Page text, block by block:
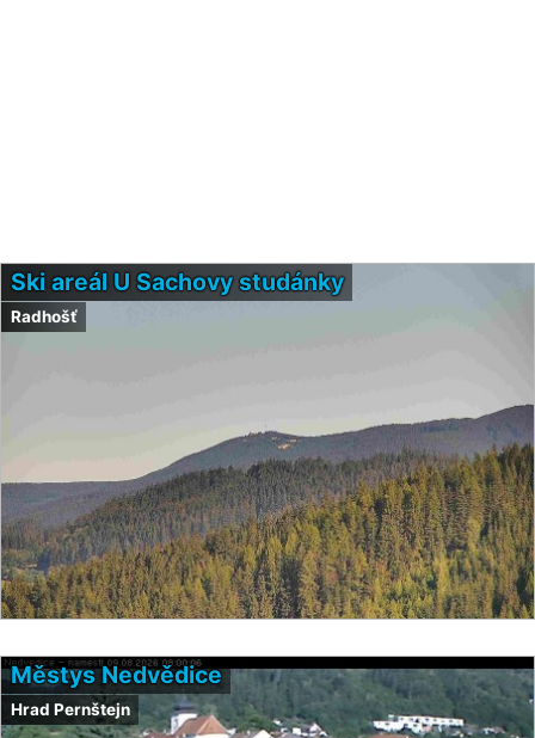
Ski areál U Sachovy studánky
Radhošť
Městys Nedvědice
Hrad Pernštejn